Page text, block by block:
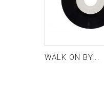
WALK ON BY...